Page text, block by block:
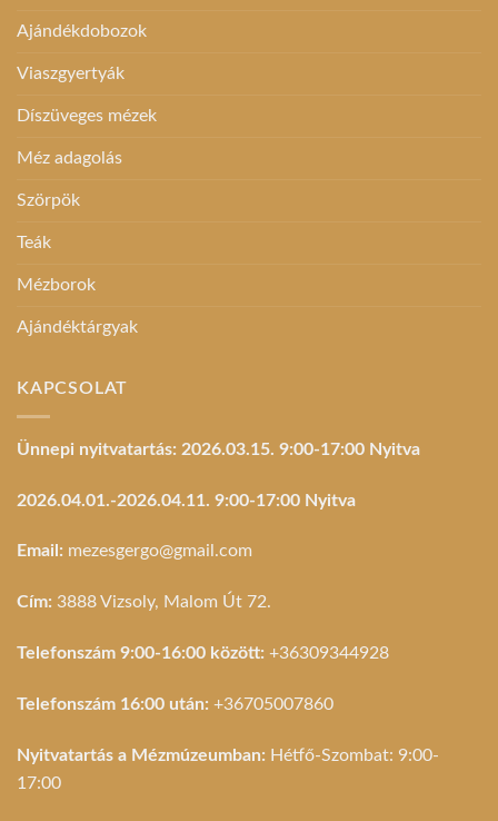
Ajándékdobozok
Viaszgyertyák
Díszüveges mézek
Méz adagolás
Szörpök
Teák
Mézborok
Ajándéktárgyak
KAPCSOLAT
Ünnepi nyitvatartás: 2026.03.15. 9:00-17:00 Nyitva
2026.04.01.-2026.04.11. 9:00-17:00 Nyitva
Email: mezesgergo@gmail.com
Cím: 3888 Vizsoly, Malom Út 72.
Telefonszám 9:00-16:00 között: +36309344928
Telefonszám 16:00 után: +36705007860
Nyitvatartás a Mézmúzeumban: Hétfő-Szombat: 9:00-
17:00